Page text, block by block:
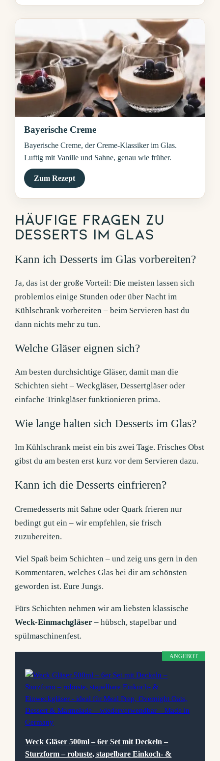
Bayerische Creme
Bayerische Creme, der Creme-Klassiker im Glas.
Luftig mit Vanille und Sahne, genau wie früher.
Zum Rezept
Häufige Fragen zu
Desserts im Glas
Kann ich Desserts im Glas vorbereiten?
Ja, das ist der große Vorteil: Die meisten lassen sich
problemlos einige Stunden oder über Nacht im
Kühlschrank vorbereiten – beim Servieren hast du
dann nichts mehr zu tun.
Welche Gläser eignen sich?
Am besten durchsichtige Gläser, damit man die
Schichten sieht – Weckgläser, Dessertgläser oder
einfache Trinkgläser funktionieren prima.
Wie lange halten sich Desserts im Glas?
Im Kühlschrank meist ein bis zwei Tage. Frisches Obst
gibst du am besten erst kurz vor dem Servieren dazu.
Kann ich die Desserts einfrieren?
Cremedesserts mit Sahne oder Quark frieren nur
bedingt gut ein – wir empfehlen, sie frisch
zuzubereiten.
Viel Spaß beim Schichten – und zeig uns gern in den
Kommentaren, welches Glas bei dir am schönsten
geworden ist. Eure Jungs.
Fürs Schichten nehmen wir am liebsten klassische
Weck-Einmachgläser – hübsch, stapelbar und
spülmaschinenfest.
ANGEBOT
Weck Gläser 500ml – 6er Set mit Deckeln –
Sturzform – robuste, stapelbare Einkoch- &